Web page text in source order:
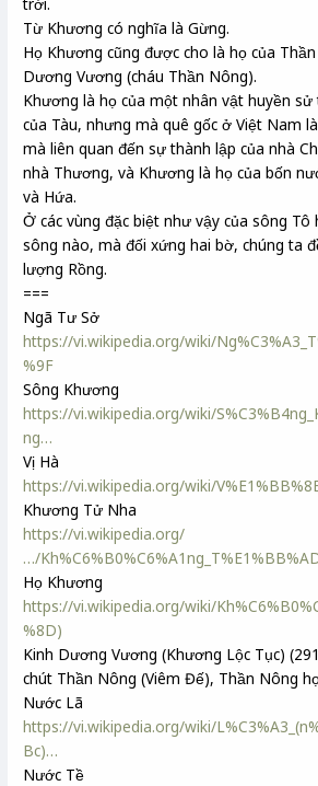
Từ Khương có nghĩa là Gừng.
Họ Khương cũng được cho là họ của
Dương Vương (cháu Thần Nông).
Khương là họ của một nhân vật huyền
của Tàu, nhưng mà quê gốc ở Việt Nam
mà liên quan đến sự thành lập của nhà
nhà Thương, và Khương là họ của bốn
và Hứa.
Ở các vùng đặc biệt như vậy của sông Tô
sông nào, mà đối xứng hai bờ, chúng ta
lượng Rồng.
===
Ngã Tư Sở
https://vi.wikipedia.org/wiki/
%9F
Sông Khương
https://vi.wikipedia.org/wiki/
ng…
Vị Hà
https://vi.wikipedia.org/wiki/
Khương Tử Nha
https://vi.wikipedia.org/
…/
Họ Khương
https://vi.wikipedia.org/wiki/
%8D)
Kinh Dương Vương (Khương Lộc Tục)
chút Thần Nông (Viêm Đế), Thần Nông
Nước Lã
https://vi.wikipedia.org/wiki/
Bc)…
Nước Tề